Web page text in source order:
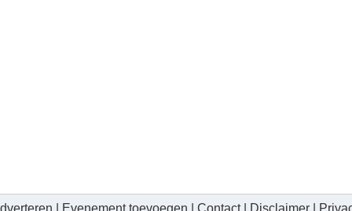
Evenement toevoegen Contact| Disclaimer